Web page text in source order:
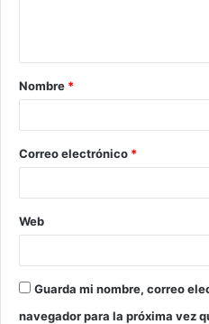
Nombre *
Correo electrónico *
Web
Guarda mi nombre, correo
navegador para la próxima vez